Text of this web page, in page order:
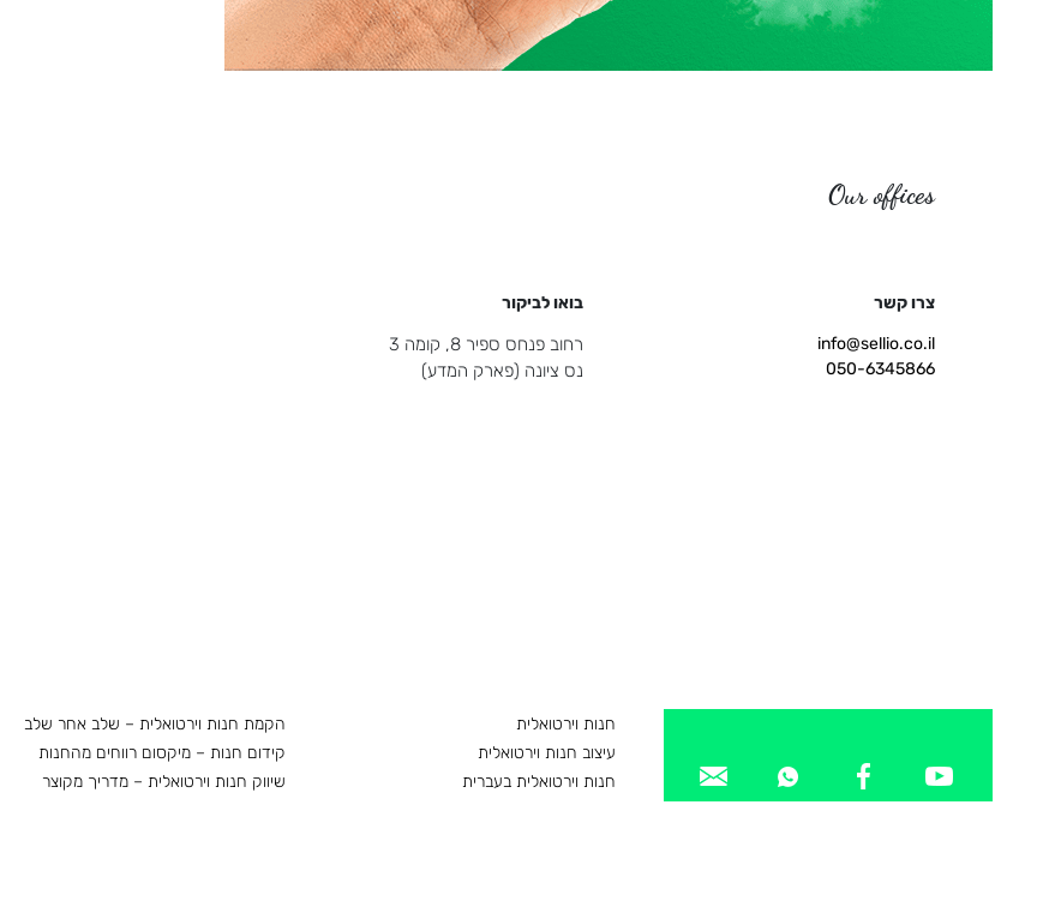
Our offices
צרו קשר
info@sellio.co.il
050-6345866
בואו לביקור
רחוב פנחס ספיר 8, קומה 3
נס ציונה (פארק המדע)
חנות וירטואלית
עיצוב חנות וירטואלית
חנות וירטואלית בעברית
הקמת חנות וירטואלית – שלב אחר שלב
קידום חנות – מיקסום רווחים מהחנות
שיווק חנות וירטואלית – מדריך מקוצר